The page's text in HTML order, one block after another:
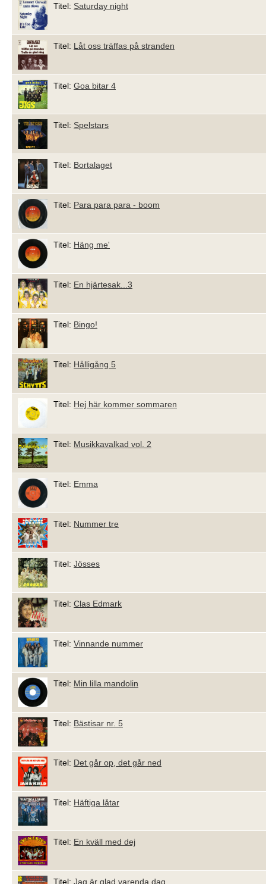
Titel: Saturday night
Titel: Låt oss träffas på stranden
Titel: Goa bitar 4
Titel: Spelstars
Titel: Bortalaget
Titel: Para para para - boom
Titel: Häng me'
Titel: En hjärtesak...3
Titel: Bingo!
Titel: Hålligång 5
Titel: Hej här kommer sommaren
Titel: Musikkavalkad vol. 2
Titel: Emma
Titel: Nummer tre
Titel: Jösses
Titel: Clas Edmark
Titel: Vinnande nummer
Titel: Min lilla mandolin
Titel: Bästisar nr. 5
Titel: Det går op, det går ned
Titel: Häftiga låtar
Titel: En kväll med dej
Titel: Jag är glad varenda dag